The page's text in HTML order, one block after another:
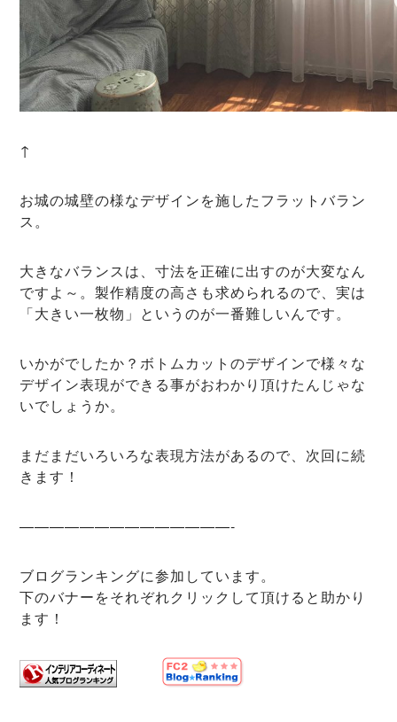
↑
お城の城壁の様なデザインを施したフラットバラン
ス。
大きなバランスは、寸法を正確に出すのが大変なん
ですよ～。製作精度の高さも求められるので、実は
「大きい一枚物」というのが一番難しいんです。
いかがでしたか？ボトムカットのデザインで様々な
デザイン表現ができる事がおわかり頂けたんじゃな
いでしょうか。
まだまだいろいろな表現方法があるので、次回に続
きます！
——————————————-
ブログランキングに参加しています。
下のバナーをそれぞれクリックして頂けると助かり
ます！